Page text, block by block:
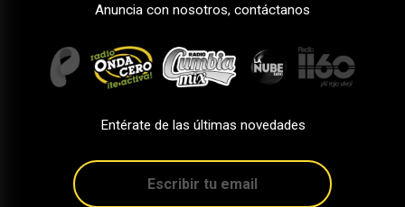
Anuncia con nosotros, contáctanos
Entérate de las últimas novedades